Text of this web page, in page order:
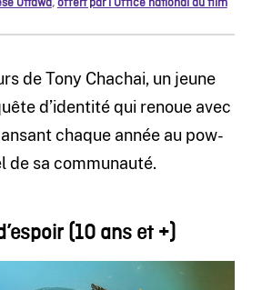
Ottawa,offert par l’Office national du film
de Tony Chachai, un jeune
d’identité qui renoue avec
chaque année au pow-
de sa communauté.
(10 ans et +)